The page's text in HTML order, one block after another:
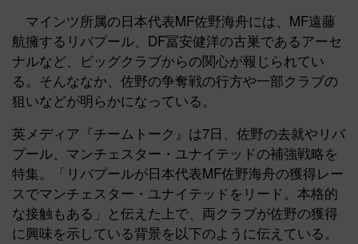
マインツ所属の日本代表MF佐野海舟には、MF遠藤
航擁するリバプール、DF冨安健洋の古巣であるアーセ
ナルなど、ビッグクラブからの関心が報じられてい
る。そんななか、佐野の争奪戦の行方や一部クラブの
狙いなどが明らかになっている。
英メディア『チームトーク』は7日、佐野の去就やリバ
プール、マンチェスター・ユナイテッドの補強戦略を
特集。「リバプールが日本代表MF佐野海舟の獲得レー
スでマンチェスター・ユナイテッドをリード。本格的
な接触もある」と伝えた上で、両クラブが佐野の獲得
に興味を示している背景を以下のように伝えている。